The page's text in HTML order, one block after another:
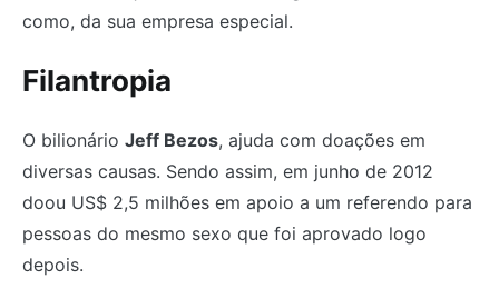
como, da sua empresa especial.
Filantropia
O bilionário Jeff Bezos, ajuda com doações em
diversas causas. Sendo assim, em junho de 2012
doou US$ 2,5 milhões em apoio a um referendo para
pessoas do mesmo sexo que foi aprovado logo
depois.